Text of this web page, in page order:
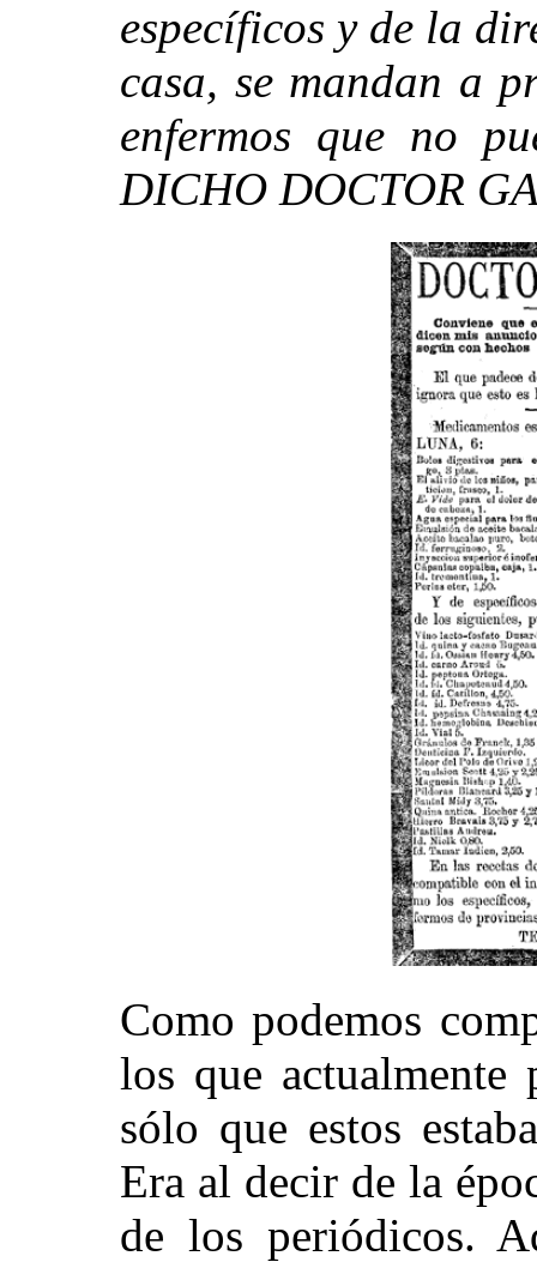
específicos y de la
casa, se mandan a
enfermos que no
DICHO DOCTOR
Como podemos
los que actualmente
sólo que estos
Era al decir de la
de los periódicos.